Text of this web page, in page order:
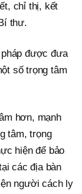
chỉ thị, kết
thư.
được đưa
số trọng tâm
hơn, mạnh
tâm, trọng
hiện để bảo
các địa bàn
người cách ly